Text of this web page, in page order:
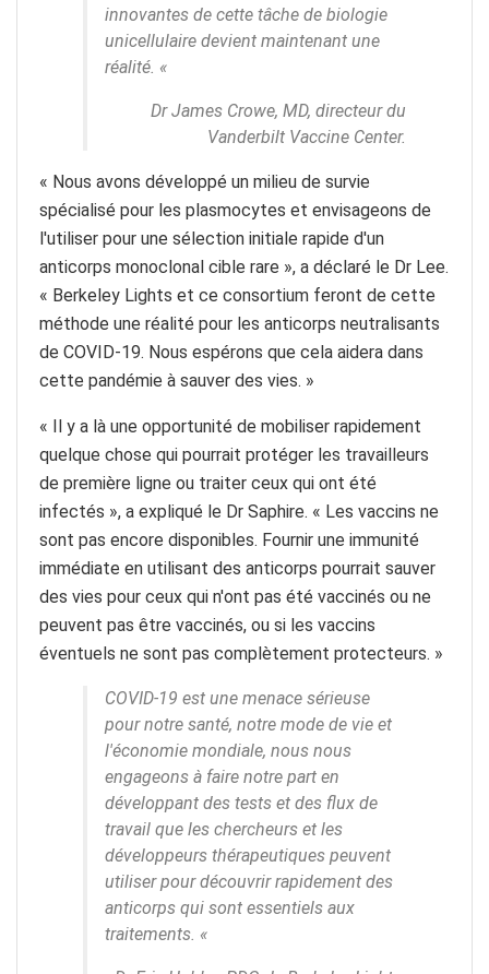
innovantes de cette tâche de biologie
unicellulaire devient maintenant une
réalité. «
Dr James Crowe, MD, directeur du
Vanderbilt Vaccine Center.
« Nous avons développé un milieu de survie
spécialisé pour les plasmocytes et envisageons de
l'utiliser pour une sélection initiale rapide d'un
anticorps monoclonal cible rare », a déclaré le Dr Lee.
« Berkeley Lights et ce consortium feront de cette
méthode une réalité pour les anticorps neutralisants
de COVID-19. Nous espérons que cela aidera dans
cette pandémie à sauver des vies. »
« Il y a là une opportunité de mobiliser rapidement
quelque chose qui pourrait protéger les travailleurs
de première ligne ou traiter ceux qui ont été
infectés », a expliqué le Dr Saphire. « Les vaccins ne
sont pas encore disponibles. Fournir une immunité
immédiate en utilisant des anticorps pourrait sauver
des vies pour ceux qui n'ont pas été vaccinés ou ne
peuvent pas être vaccinés, ou si les vaccins
éventuels ne sont pas complètement protecteurs. »
COVID-19 est une menace sérieuse
pour notre santé, notre mode de vie et
l'économie mondiale, nous nous
engageons à faire notre part en
développant des tests et des flux de
travail que les chercheurs et les
développeurs thérapeutiques peuvent
utiliser pour découvrir rapidement des
anticorps qui sont essentiels aux
traitements. «